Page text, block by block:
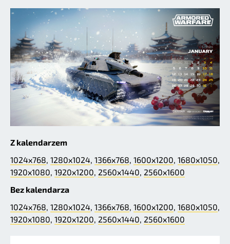
Z kalendarzem
1024x768, 1280x1024, 1366x768, 1600x1200, 1680x1050,
1920x1080, 1920x1200, 2560x1440, 2560x1600
Bez kalendarza
1024x768, 1280x1024, 1366x768, 1600x1200, 1680x1050,
1920x1080, 1920x1200, 2560x1440, 2560x1600